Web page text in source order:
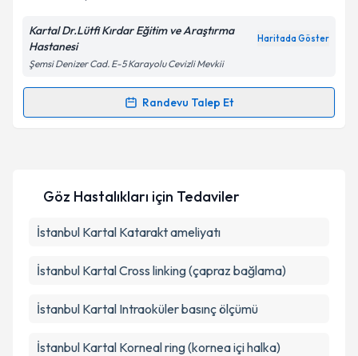
Kişisel verilerimin işlenmesine ilişkin
Metni'ni okudum ve kişisel verilerimin belirtilen
kapsamda işlenmesini kabul ediyorum.
Kartal Dr.Lütfi Kırdar Eğitim ve Araştırma
Hastanesi
Haritada Göster
Şemsi Denizer Cad. E-5 Karayolu Cevizli Mevkii
Randevu Talep Et
Randevu Takvimi Talebi
takvim hazırlandığında e-posta ile bilgilendireceğiz.
E-posta Adresiniz
Kişisel verilerimin işlenmesine ilişkinAydınlatma
Göz Hastalıkları için Tedaviler
İstanbul Kartal Katarakt ameliyatı
İstanbul Kartal Cross linking (çapraz bağlama)
İstanbul Kartal Intraoküler basınç ölçümü
İstanbul Kartal Korneal ring (kornea içi halka)